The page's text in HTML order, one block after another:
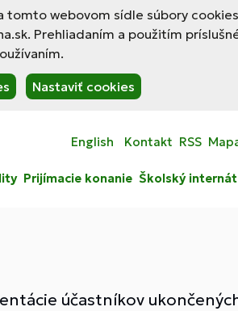
tomto webovom sídle súbory
Prehliadaním a použitím
Nastaviť cookies
English Kontakt RSS
Prijímacie konanie Školský internát
účastníkov